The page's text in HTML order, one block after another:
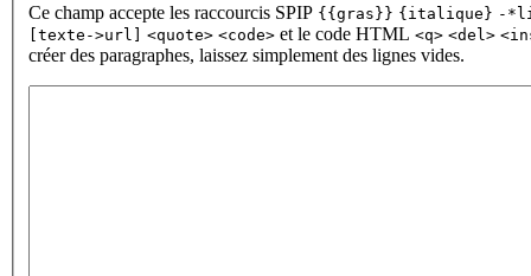
Ce champ accepte les raccourcis SPIP {{gras}} {italique} -
[texte->url] <quote> <code> et le code HTML <q> <del>
créer des paragraphes, laissez simplement des lignes vides.